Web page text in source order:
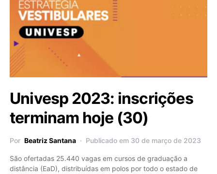
Univesp 2023: inscrições
terminam hoje (30)
Por Beatriz Santana Publicado em 30 de março de 2023
São ofertadas 25.440 vagas em cursos de graduação a
distância (EaD), distribuídas em polos por todo o estado de